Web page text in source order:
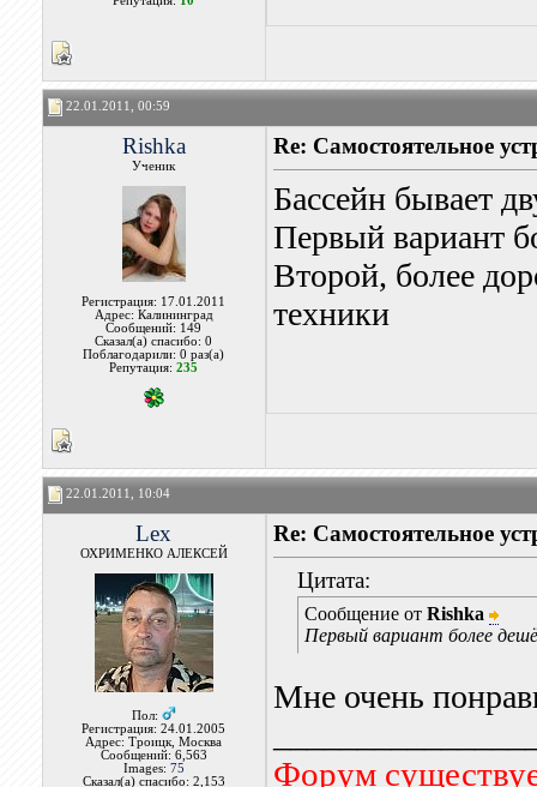
22.01.2011, 00:59
Rishka
Ученик
Регистрация: 17.01.2011
Адрес: Калининград
Сообщений: 149
Сказал(а) спасибо: 0
Поблагодарили: 0 раз(а)
Репутация:235
Re: Самостоятельное
Бассейн бывает
Первый вариант
Второй, более
техники
22.01.2011, 10:04
Lex
ОХРИМЕНКО АЛЕКСЕЙ
Пол:
Регистрация: 24.01.2005
Адрес: Троицк, Москва
Сообщений: 6,563
Images: 75
Сказал(а) спасибо: 2,153
Re: Самостоятельное
Цитата:
Сообщение от Rishka
Первый вариант более
Мне очень
Форум